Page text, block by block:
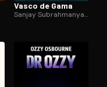
Vasco de Gama
Sanjay Subrahmanyam